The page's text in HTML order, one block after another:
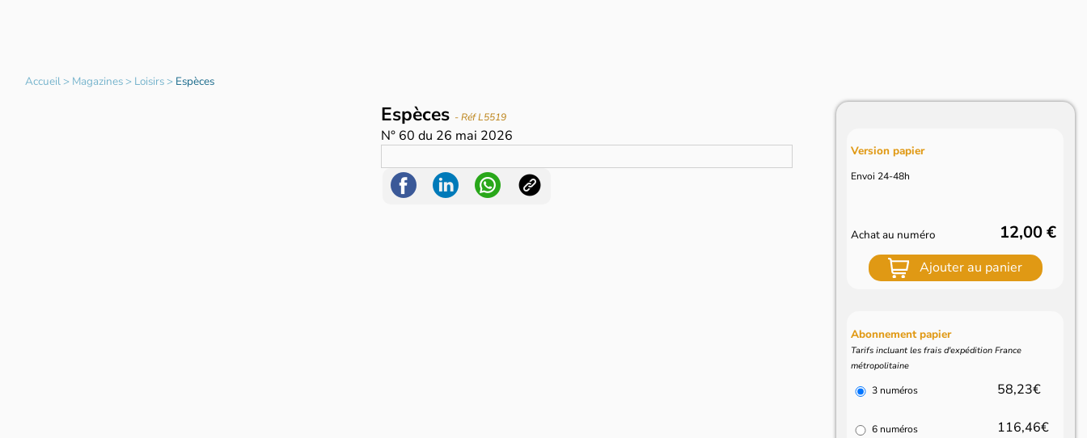
Accueil> Magazines> Loisirs> Espèces
Espèces - Réf L5519
N° 60 du 26 mai 2026
Version papier
Envoi 24-48h
Achat au numéro 12,00 €
Ajouter au panier
Abonnement papier
Tarifs incluant les frais d'expédition France
métropolitaine
3 numéros 58,23€
6 numéros 116,46€